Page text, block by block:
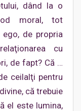
dând la o
moral, tot
de propria
cu
de fapt? Că …
ceilalţi pentru
că trebuie
el este lumina,